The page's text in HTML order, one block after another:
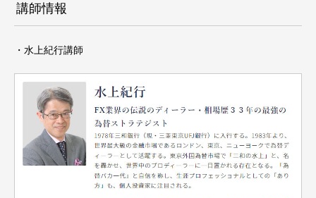
講師情報
・水上紀行講師